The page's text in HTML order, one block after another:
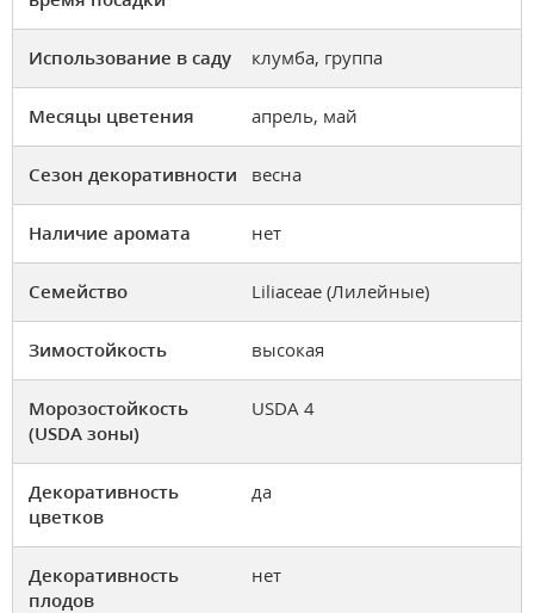
Использование в саду клумба, группа
Месяцы цветения апрель, май
Сезон декоративности весна
Наличие аромата нет
Семейство Liliaceae (Лилейные)
Зимостойкость высокая
Морозостойкость
(USDA зоны)
USDA 4
Декоративность
цветков
да
Декоративность
плодов
нет